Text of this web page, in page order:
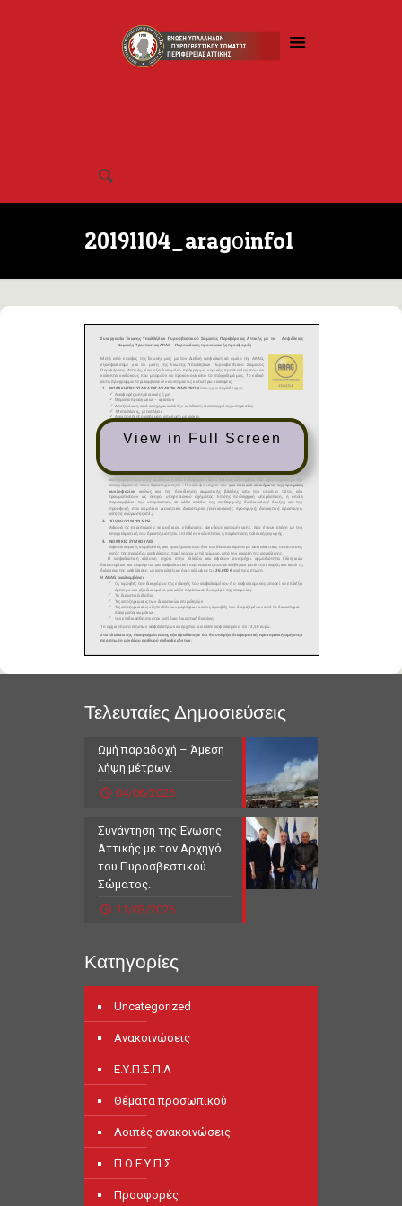
20191104_aragοinfo1
View in Full Screen
Τελευταίες Δημοσιεύσεις
Ωμή παραδοχή – Άμεση
λήψη μέτρων.
04/06/2026
Συνάντηση της Ένωσης
Αττικής με τον Αρχηγό
του Πυροσβεστικού
Σώματος.
11/03/2026
Κατηγορίες
Uncategorized
Ανακοινώσεις
Ε.Υ.Π.Σ.Π.Α
Θέματα προσωπικού
Λοιπές ανακοινώσεις
Π.Ο.Ε.Υ.Π.Σ
Προσφορές